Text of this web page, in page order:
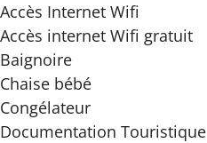
Accès Internet Wifi
Accès internet Wifi gratuit
Baignoire
Chaise bébé
Congélateur
Documentation Touristique